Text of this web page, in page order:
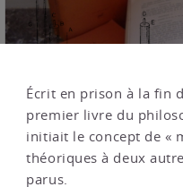
Écrit en prison à la fin
premier livre du
initiait le concept de «
théoriques à deux
parus.